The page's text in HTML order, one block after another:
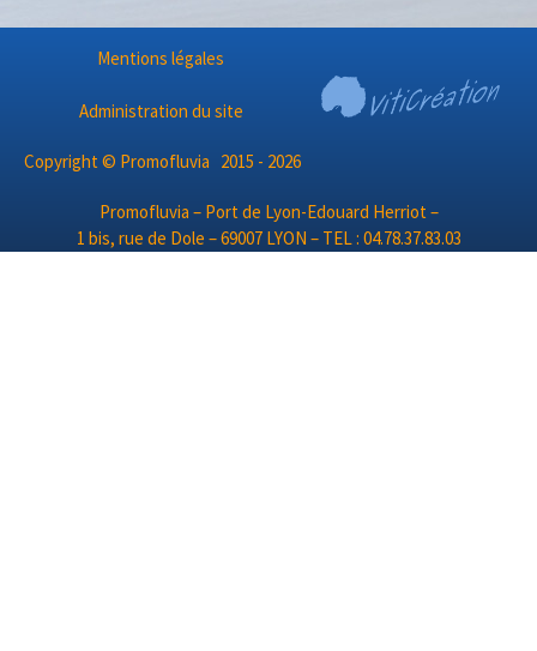
Mentions légales
Administration du site
Copyright © Promofluvia 2015 - 2026
Promofluvia – Port de Lyon-Edouard Herriot –
1 bis, rue de Dole – 69007 LYON – TEL : 04.78.37.83.03